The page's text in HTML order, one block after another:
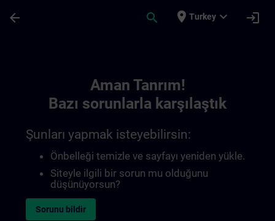
arrow_back search place Turkey expand_more login
Aman Tanrım!
Bazı sorunlarla karşılaştık
Şunları yapmak isteyebilirsin:
Önbelleği temizle ve sayfayı yeniden yükle.
Siteyle ilgili bir sorun mu olduğunu
düşünüyorsun?
Sorunu bildir